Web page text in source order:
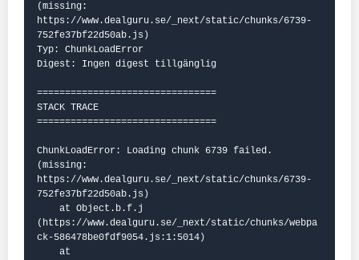
(missing:
https://www.dealguru.se/_next/static/chunks/6739-
752fe37bf22d50ab.js)
Typ: ChunkLoadError
Digest: Ingen digest tillgänglig
================================
STACK TRACE
================================
ChunkLoadError: Loading chunk 6739 failed.
(missing:
https://www.dealguru.se/_next/static/chunks/6739-
752fe37bf22d50ab.js)
(https://www.dealguru.se/_next/static/chunks/webpa
ck-586478be0fdf9054.js:1:5014)